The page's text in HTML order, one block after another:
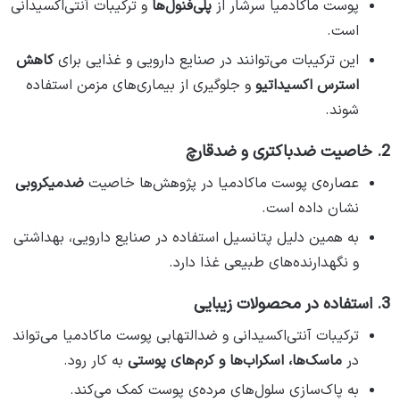
پوست ماکادمیا سرشار از پلی‌فنول‌ها و ترکیبات آنتی‌اکسیدانی
است.
این ترکیبات می‌توانند در صنایع دارویی و غذایی برایکاهش
استرس اکسیداتیو و جلوگیری از بیماری‌های مزمن استفاده
شوند.
2. خاصیت ضدباکتری و ضدقارچ
عصاره‌ی پوست ماکادمیا در پژوهش‌ها خاصیت ضدمیکروبی
نشان داده است.
به همین دلیل پتانسیل استفاده در صنایع دارویی، بهداشتی
و نگهدارنده‌های طبیعی غذا دارد.
3. استفاده در محصولات زیبایی
ترکیبات آنتی‌اکسیدانی و ضدالتهابی پوست ماکادمیا می‌تواند
در ماسک‌ها، اسکراب‌ها و کرم‌های پوستی به کار رود.
به پاک‌سازی سلول‌های مرده‌ی پوست کمک می‌کند.